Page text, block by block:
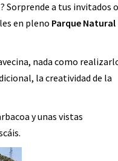
Sorprende a tus invitados
en pleno Parque Natural
nada como
la creatividad de la
y unas vistas